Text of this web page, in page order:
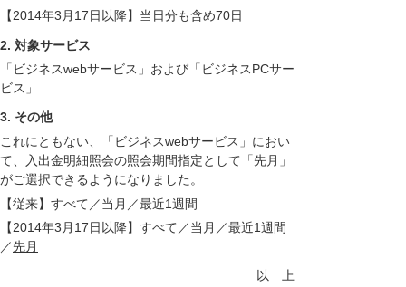
【2014年3月17日以降】当日分も含め70日
2. 対象サービス
「ビジネスwebサービス」および「ビジネスPCサー
ビス」
3. その他
これにともない、「ビジネスwebサービス」におい
て、入出金明細照会の照会期間指定として「先月」
がご選択できるようになりました。
【従来】すべて／当月／最近1週間
【2014年3月17日以降】すべて／当月／最近1週間
／先月
以 上